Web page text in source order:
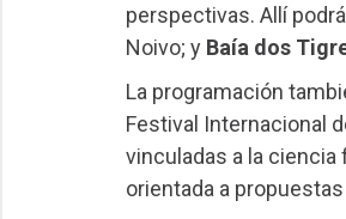
perspectivas. Allí
Noivo; y Baía dos
La programación
Festival Internacional
vinculadas a la ciencia
orientada a